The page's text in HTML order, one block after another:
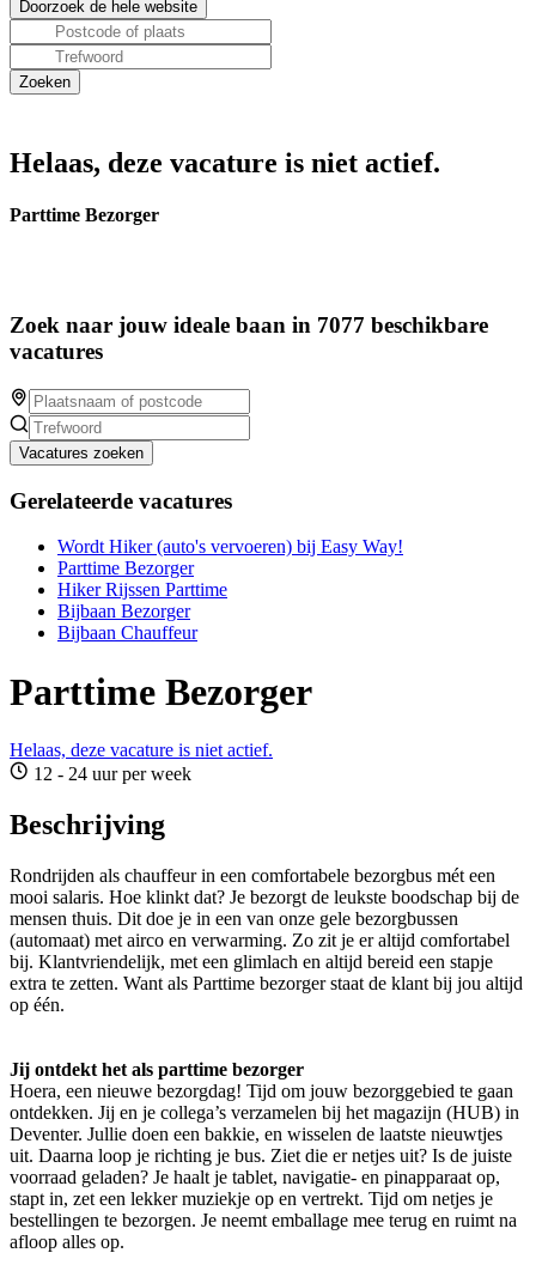
Helaas, deze vacature is niet actief.
Parttime Bezorger
Zoek naar jouw ideale baan in 7077 beschikbare
vacatures
Vacatures zoeken
Gerelateerde vacatures
Wordt Hiker (auto's vervoeren) bij Easy Way!
Parttime Bezorger
Hiker Rijssen Parttime
Bijbaan Bezorger
Bijbaan Chauffeur
Parttime Bezorger
Helaas, deze vacature is niet actief.
12 - 24 uur per week
Beschrijving
Rondrijden als chauffeur in een comfortabele bezorgbus mét een
mooi salaris. Hoe klinkt dat? Je bezorgt de leukste boodschap bij de
mensen thuis. Dit doe je in een van onze gele bezorgbussen
(automaat) met airco en verwarming. Zo zit je er altijd comfortabel
bij. Klantvriendelijk, met een glimlach en altijd bereid een stapje
extra te zetten. Want als Parttime bezorger staat de klant bij jou altijd
op één.
Jij ontdekt het als parttime bezorger
Hoera, een nieuwe bezorgdag! Tijd om jouw bezorggebied te gaan
ontdekken. Jij en je collega’s verzamelen bij het magazijn (HUB) in
Deventer. Jullie doen een bakkie, en wisselen de laatste nieuwtjes
uit. Daarna loop je richting je bus. Ziet die er netjes uit? Is de juiste
voorraad geladen? Je haalt je tablet, navigatie- en pinapparaat op,
stapt in, zet een lekker muziekje op en vertrekt. Tijd om netjes je
bestellingen te bezorgen. Je neemt emballage mee terug en ruimt na
afloop alles op.